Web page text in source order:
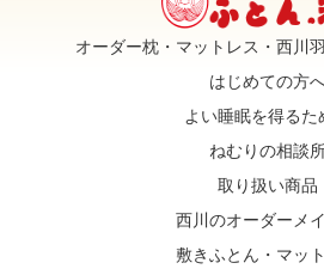
オーダー枕・マットレス・西川
はじめての方
よい睡眠を得るた
ねむりの相談
取り扱い商品
西川のオーダーメ
敷きふとん・マッ